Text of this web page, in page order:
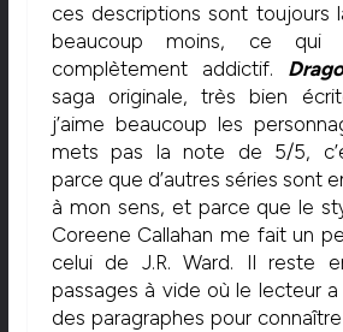
ces descriptions sont toujours
beaucoup moins, ce
complètement addictif.
saga originale, très bien
j’aime beaucoup les
mets pas la note de 5/5,
parce que d’autres séries sont
à mon sens, et parce que le
Coreene Callahan me fait un
celui de J.R. Ward. Il reste
passages à vide où le lecteur
des paragraphes pour